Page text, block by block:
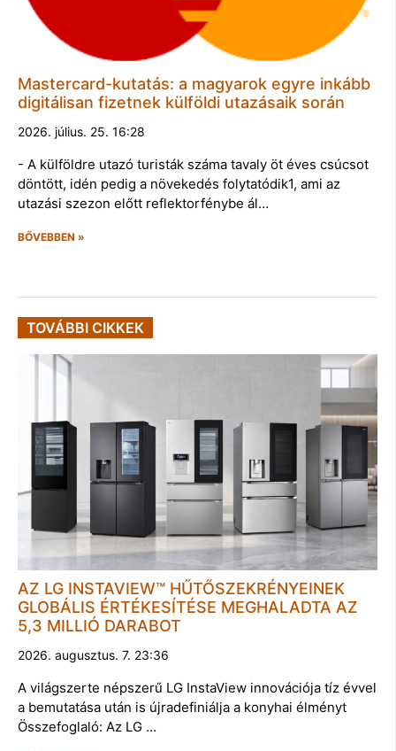
Mastercard-kutatás: a magyarok egyre inkább
digitálisan fizetnek külföldi utazásaik során
2026. július. 25. 16:28
- A külföldre utazó turisták száma tavaly öt éves csúcsot
döntött, idén pedig a növekedés folytatódik1, ami az
utazási szezon előtt reflektorfénybe ál…
BŐVEBBEN »
TOVÁBBI CIKKEK
AZ LG INSTAVIEW™ HŰTŐSZEKRÉNYEINEK
GLOBÁLIS ÉRTÉKESÍTÉSE MEGHALADTA AZ
5,3 MILLIÓ DARABOT
2026. augusztus. 7. 23:36
A világszerte népszerű LG InstaView innovációja tíz évvel
a bemutatása után is újradefiniálja a konyhai élményt
Összefoglaló: Az LG …